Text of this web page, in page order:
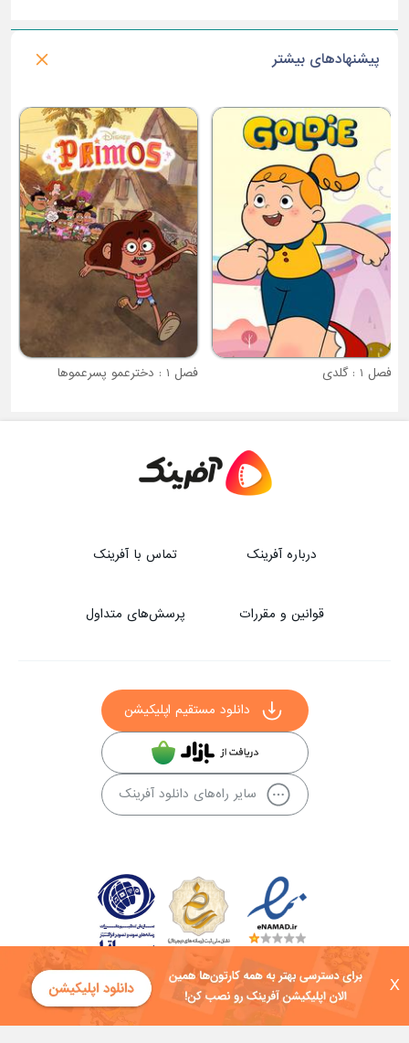
X
پیشنهادهای بیشتر
فصل 1 : گلدی فصل 1 : دخترعمو پسرعموها
درباره آفرینک تماس با آفرینک
قوانین و مقررات پرسش‌های متداول
دانلود مستقیم اپلیکیشن
سایر راه‌های دانلود آفرینک
کلیه حقوق این سایت به شرکت توسعه فناوی هفت آسمان توکان تعلق دارد و